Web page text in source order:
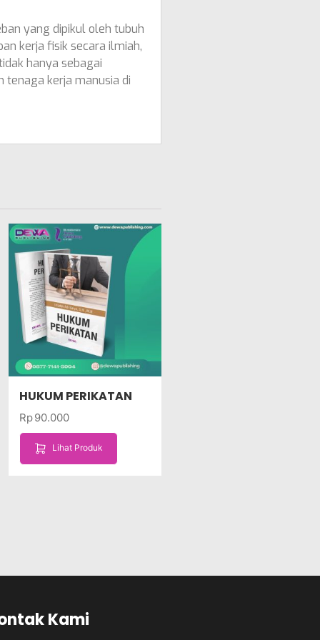
yang dipikul oleh tubuh
kerja fisik secara ilmiah,
hanya sebagai
tenaga kerja manusia di
HUKUM PERIKATAN
Rp90.000
Lihat Produk
Kami